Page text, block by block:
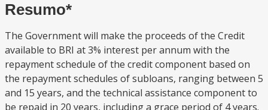
Resumo*
The Government will make the proceeds of the Credit
available to BRI at 3% interest per annum with the
repayment schedule of the credit component based on
the repayment schedules of subloans, ranging between 5
and 15 years, and the technical assistance component to
be repaid in 20 years, including a grace period of 4 years.